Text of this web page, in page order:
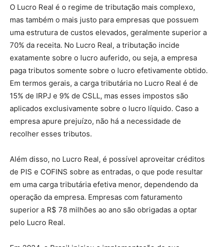
O Lucro Real é o regime de tributação mais complexo,
mas também o mais justo para empresas que possuem
uma estrutura de custos elevados, geralmente superior a
70% da receita. No Lucro Real, a tributação incide
exatamente sobre o lucro auferido, ou seja, a empresa
paga tributos somente sobre o lucro efetivamente obtido.
Em termos gerais, a carga tributária no Lucro Real é de
15% de IRPJ e 9% de CSLL, mas esses impostos são
aplicados exclusivamente sobre o lucro líquido. Caso a
empresa apure prejuízo, não há a necessidade de
recolher esses tributos.
Além disso, no Lucro Real, é possível aproveitar créditos
de PIS e COFINS sobre as entradas, o que pode resultar
em uma carga tributária efetiva menor, dependendo da
operação da empresa. Empresas com faturamento
superior a R$ 78 milhões ao ano são obrigadas a optar
pelo Lucro Real.